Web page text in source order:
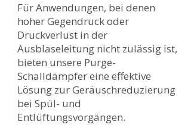
Für Anwendungen, bei denen
hoher Gegendruck oder
Druckverlust in der
Ausblaseleitung nicht zulässig ist,
bieten unsere Purge-
Schalldämpfer eine effektive
Lösung zur Geräuschreduzierung
bei Spül- und
Entlüftungsvorgängen.